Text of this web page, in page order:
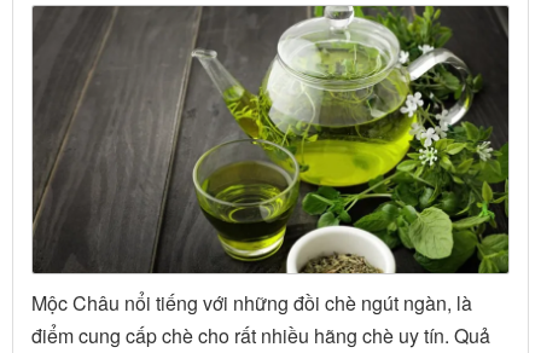
Mộc Châu nổi tiếng với những đồi chè ngút ngàn, là
điểm cung cấp chè cho rất nhiều hãng chè uy tín. Quả